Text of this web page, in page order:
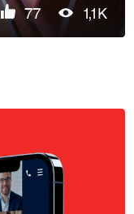
77 1,1K